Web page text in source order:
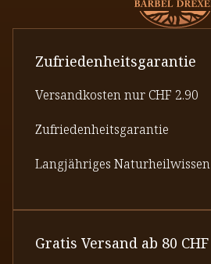
Zufriedenheitsgarantie
Versandkosten nur CHF 2.90
Zufriedenheitsgarantie
Langjähriges Naturheilwissen
Gratis Versand ab 80 CHF